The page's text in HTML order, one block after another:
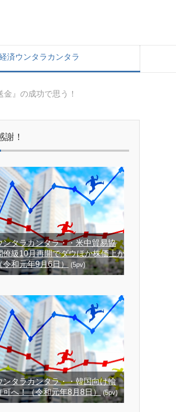
済ウンタラカンタラ
』の成功で思う！
謝！
ンタラカンタラ・・米中貿易協
僚級10月再開でダウほか株価上が
令和元年9月6日） (5pv)
ンタラカンタラ・・韓国向け輸
可へ！（令和元年8月8日）(5pv)